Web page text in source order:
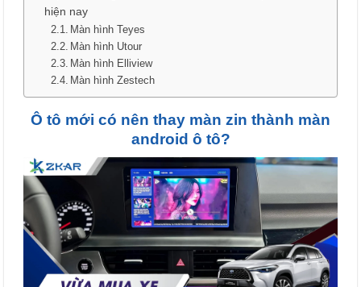
hiện nay
Màn hình Teyes
Màn hình Utour
Màn hình Elliview
Màn hình Zestech
Ô tô mới có nên thay màn zin thành màn
android ô tô?